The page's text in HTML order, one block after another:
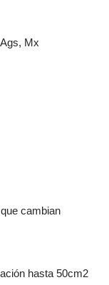
Mx
cambian
hasta 50cm2